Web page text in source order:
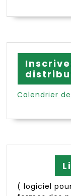
Calendrier
( logiciel